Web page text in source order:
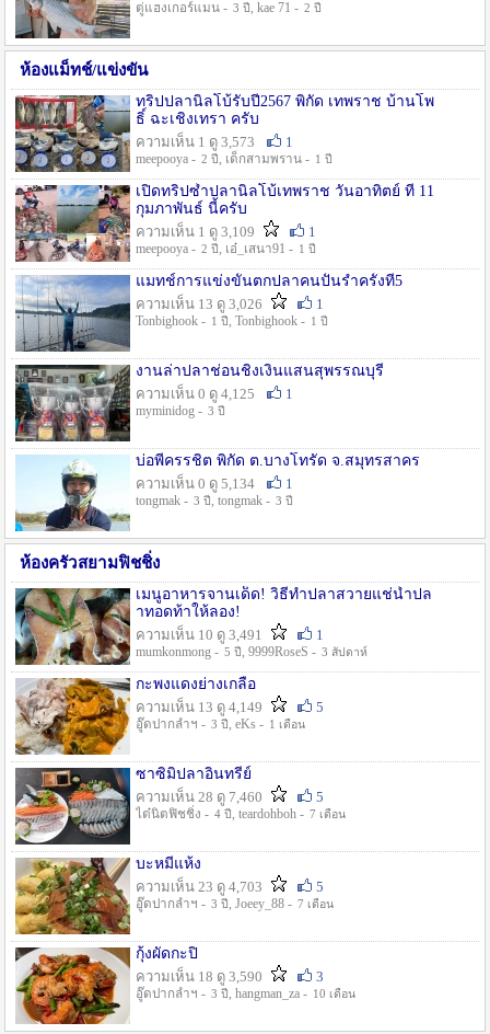
ตู่แฮงเกอร์แมน - 3 ปี , kae 71 - 2 ปี
ห้องแม็ทช์/แข่งขัน
ทริปปลานิลโบ้รับปี2567 พิกัด เทพราช บ้านโพ
ธิ์ ฉะเชิงเทรา ครับ
ความเห็น 1 ดู 3,573
1
meepooya - 2 ปี , เด็กสามพราน - 1 ปี
เปิดทริปซ้ำปลานิลโบ้เทพราช วันอาทิตย์ ที่ 11
กุมภาพันธ์ นี้ครับ
ความเห็น 1 ดู 3,109
1
meepooya - 2 ปี , เอ๋_เสนา91 - 1 ปี
แมทช์การแข่งขั้นตกปลาคนปั้นรำครั้งที่5
ความเห็น 13 ดู 3,026
1
Tonbighook - 1 ปี , Tonbighook - 1 ปี
งานล่าปลาช่อนชิงเงินแสนสุพรรณบุรี
ความเห็น 0 ดู 4,125
1
myminidog - 3 ปี
บ่อพี่ครรชิต พิกัด ต.บางโทรัด จ.สมุทรสาคร
ความเห็น 0 ดู 5,134
1
tongmak - 3 ปี , tongmak - 3 ปี
ห้องครัวสยามฟิชชิ่ง
เมนูอาหารจานเด็ด! วิธีทำปลาสวายแช่น้ำปล
าทอดท้าให้ลอง!
ความเห็น 10 ดู 3,491
1
mumkonmong - 5 ปี , 9999RoseS - 3 สัปดาห์
กะพงแดงย่างเกลือ
ความเห็น 13 ดู 4,149
5
อู๊ดปากลำฯ - 3 ปี , eKs - 1 เดือน
ซาซิมิปลาอินทรีย์
ความเห็น 28 ดู 7,460
5
ไต๋นิตฟิชชิ่ง - 4 ปี , teardohboh - 7 เดือน
บะหมี่แห้ง
ความเห็น 23 ดู 4,703
5
อู๊ดปากลำฯ - 3 ปี , Joeey_88 - 7 เดือน
กุ้งผัดกะปิ
ความเห็น 18 ดู 3,590
3
อู๊ดปากลำฯ - 3 ปี , hangman_za - 10 เดือน